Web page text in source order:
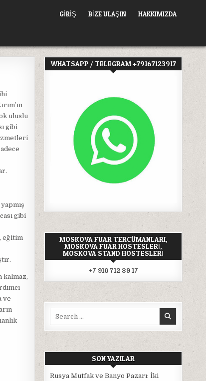
GIRIŞ BİZE ULAŞIN HAKKIMIZDA
uluslu
gibi
gibi
eğitim
kalmaz,
ve
WHATSAPP / TELEGRAM +79167123917
MOSKOVA FUAR TERCÜMANLARI,
MOSKOVA FUAR HOSTESLERI,
MOSKOVA STAND HOSTESLERI
+7 916 712 39 17
SON YAZILAR
Rusya Mutfak ve Banyo Pazarı: İki